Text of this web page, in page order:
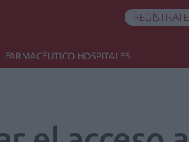
FARMACÉUTICO HOSPITALES
REGÍSTRATE